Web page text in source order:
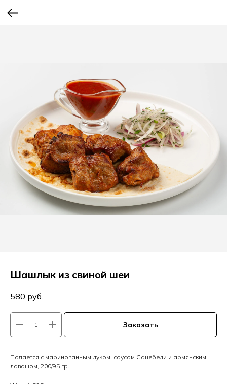
Шашлык из свиной шеи
580 руб.
Заказать
Подается с маринованным луком, соусом Сацебели и армянским
лавашом, 200/95 гр.